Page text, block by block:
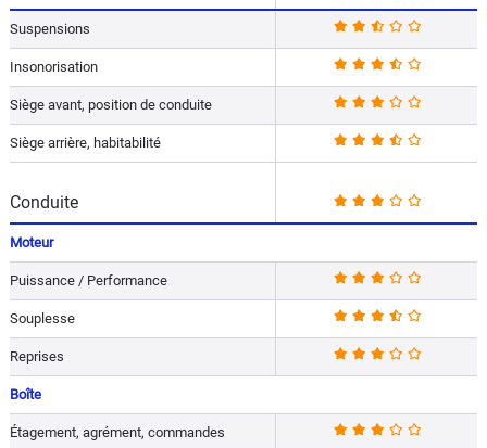
Suspensions
Insonorisation
Siège avant, position de conduite
Siège arrière, habitabilité
Conduite
Moteur
Puissance / Performance
Souplesse
Reprises
Boîte
Étagement, agrément, commandes